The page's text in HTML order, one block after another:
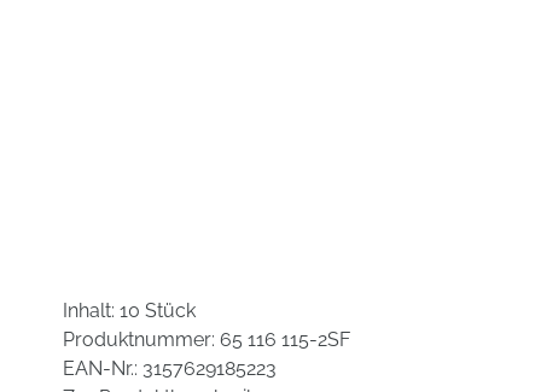
Inhalt: 10 Stück
Produktnummer: 65 116 115-2SF
EAN-Nr.: 3157629185223